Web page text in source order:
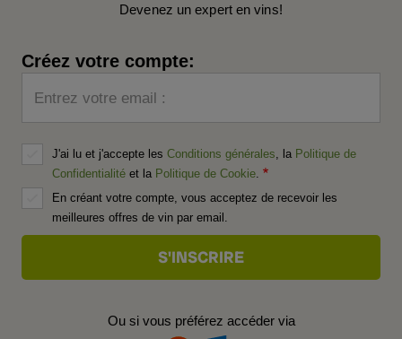
Devenez un expert en vins!
Créez votre compte:
Entrez votre email :
J'ai lu et j'accepte les Conditions générales , la Politique de
Confidentialité et la Politique de Cookie
En créant votre compte, vous acceptez de recevoir les
meilleures offres de vin par email.
Ou si vous préférez accéder via